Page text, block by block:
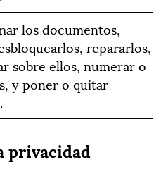
los documentos,
repararlos,
sobre ellos, numerar o
y poner o quitar
privacidad